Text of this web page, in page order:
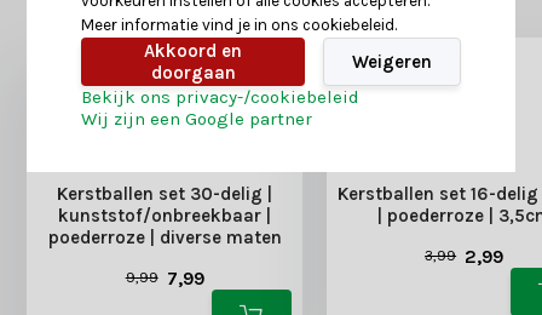
Kerstballen set 30-delig |
kunststof/onbreekbaar |
poederroze | diverse maten
9,99 7,99
Kerstballen set 16-
| poederroze |
3,99 2,99
Meer informatie vind je in ons cookiebeleid.
Akkoord en
doorgaan
Weigeren
Bekijk ons privacy-/cookiebeleid
Wij zijn een Google partner